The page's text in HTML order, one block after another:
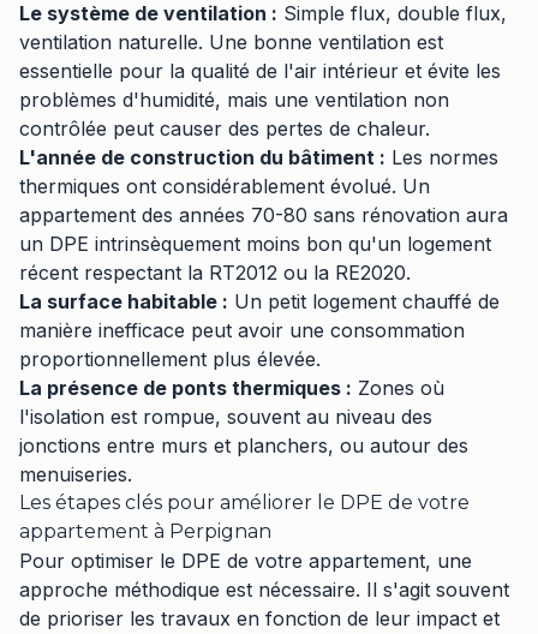
Le système de ventilation : Simple flux, double flux,
ventilation naturelle. Une bonne ventilation est
essentielle pour la qualité de l'air intérieur et évite les
problèmes d'humidité, mais une ventilation non
contrôlée peut causer des pertes de chaleur.
L'année de construction du bâtiment : Les normes
thermiques ont considérablement évolué. Un
appartement des années 70-80 sans rénovation aura
un DPE intrinsèquement moins bon qu'un logement
récent respectant la RT2012 ou la RE2020.
La surface habitable : Un petit logement chauffé de
manière inefficace peut avoir une consommation
proportionnellement plus élevée.
La présence de ponts thermiques : Zones où
l'isolation est rompue, souvent au niveau des
jonctions entre murs et planchers, ou autour des
menuiseries.
Les étapes clés pour améliorer le DPE de votre
appartement à Perpignan
Pour optimiser le DPE de votre appartement, une
approche méthodique est nécessaire. Il s'agit souvent
de prioriser les travaux en fonction de leur impact et